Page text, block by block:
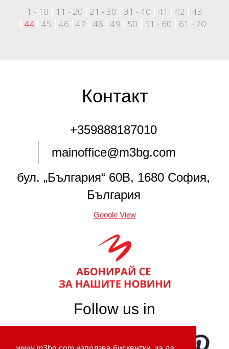
1 - 10 11 - 20 21 - 30 31 - 40 41 42
43
44
45 46 47 48 49 50 51 - 60 61 - 70
Контакт
+359888187010
mainoffice@m3bg.com
бул. „България“ 60В, 1680 София,
България
Google View
Follow us in